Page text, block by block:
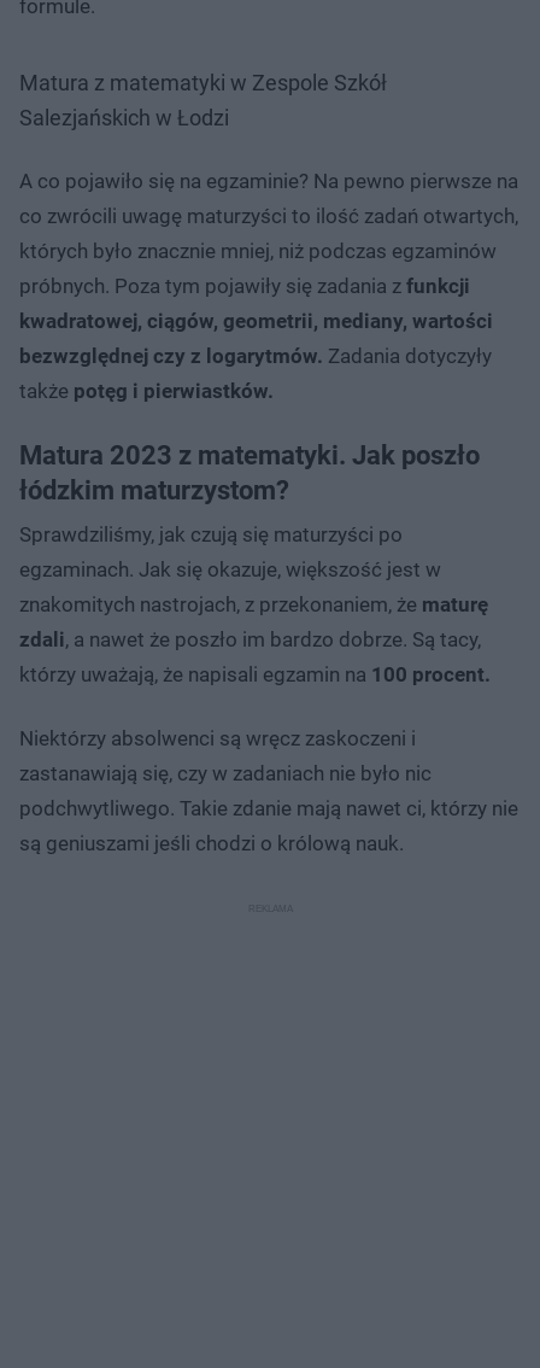
formule.
Matura z matematyki w Zespole Szkół
Salezjańskich w Łodzi
A co pojawiło się na egzaminie? Na pewno pierwsze na
co zwrócili uwagę maturzyści to ilość zadań otwartych,
których było znacznie mniej, niż podczas egzaminów
próbnych. Poza tym pojawiły się zadania z funkcji
kwadratowej, ciągów, geometrii, mediany, wartości
bezwzględnej czy z logarytmów. Zadania dotyczyły
także potęg i pierwiastków.
Matura 2023 z matematyki. Jak poszło
łódzkim maturzystom?
Sprawdziliśmy, jak czują się maturzyści po
egzaminach. Jak się okazuje, większość jest w
znakomitych nastrojach, z przekonaniem, że maturę
zdali, a nawet że poszło im bardzo dobrze. Są tacy,
którzy uważają, że napisali egzamin na 100 procent.
Niektórzy absolwenci są wręcz zaskoczeni i
zastanawiają się, czy w zadaniach nie było nic
podchwytliwego. Takie zdanie mają nawet ci, którzy nie
są geniuszami jeśli chodzi o królową nauk.